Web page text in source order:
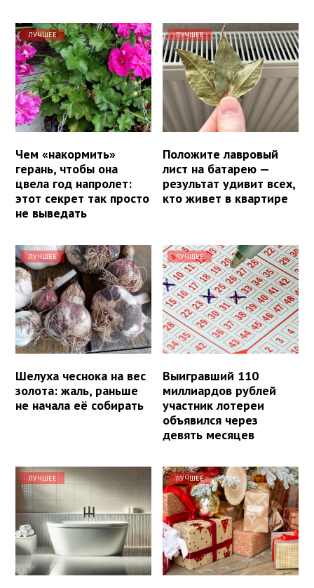
ЛУЧШЕЕ
Чем «накормить»
герань, чтобы она
цвела год напролет:
этот секрет так просто
не выведать
ЛУЧШЕЕ
Положите лавровый
лист на батарею —
результат удивит всех,
кто живет в квартире
ЛУЧШЕЕ
Шелуха чеснока на вес
золота: жаль, раньше
не начала её собирать
ЛУЧШЕЕ
Выигравший 110
миллиардов рублей
участник лотереи
объявился через
девять месяцев
ЛУЧШЕЕ ЛУЧШЕЕ